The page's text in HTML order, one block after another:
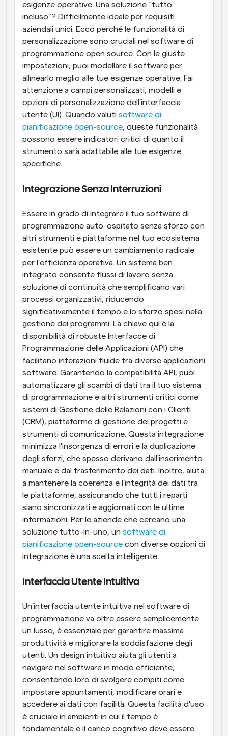
esigenze operative. Una soluzione “tutto
incluso”? Difficilmente ideale per requisiti
aziendali unici. Ecco perché le funzionalità di
personalizzazione sono cruciali nel software di
programmazione open source. Con le giuste
impostazioni, puoi modellare il software per
allinearlo meglio alle tue esigenze operative. Fai
attenzione a campi personalizzati, modelli e
opzioni di personalizzazione dell'interfaccia
utente (UI). Quando valuti software di
pianificazione open-source, queste funzionalità
possono essere indicatori critici di quanto il
strumento sarà adattabile alle tue esigenze
specifiche.
Integrazione Senza Interruzioni
Essere in grado di integrare il tuo software di
programmazione auto-ospitato senza sforzo con
altri strumenti e piattaforme nel tuo ecosistema
esistente può essere un cambiamento radicale
per l'efficienza operativa. Un sistema ben
integrato consente flussi di lavoro senza
soluzione di continuità che semplificano vari
processi organizzativi, riducendo
significativamente il tempo e lo sforzo spesi nella
gestione dei programmi. La chiave qui è la
disponibilità di robuste Interfacce di
Programmazione delle Applicazioni (API) che
facilitano interazioni fluide tra diverse applicazioni
software. Garantendo la compatibilità API, puoi
automatizzare gli scambi di dati tra il tuo sistema
di programmazione e altri strumenti critici come
sistemi di Gestione delle Relazioni con i Clienti
(CRM), piattaforme di gestione dei progetti e
strumenti di comunicazione. Questa integrazione
minimizza l'insorgenza di errori e la duplicazione
degli sforzi, che spesso derivano dall'inserimento
manuale e dal trasferimento dei dati. Inoltre, aiuta
a mantenere la coerenza e l'integrità dei dati tra
le piattaforme, assicurando che tutti i reparti
siano sincronizzati e aggiornati con le ultime
informazioni. Per le aziende che cercano una
soluzione tutto-in-uno, un software di
pianificazione open-source con diverse opzioni di
integrazione è una scelta intelligente.
Interfaccia Utente Intuitiva
Un'interfaccia utente intuitiva nel software di
programmazione va oltre essere semplicemente
un lusso; è essenziale per garantire massima
produttività e migliorare la soddisfazione degli
utenti. Un design intuitivo aiuta gli utenti a
navigare nel software in modo efficiente,
consentendo loro di svolgere compiti come
impostare appuntamenti, modificare orari e
accedere ai dati con facilità. Questa facilità d'uso
è cruciale in ambienti in cui il tempo è
fondamentale e il carico cognitivo deve essere